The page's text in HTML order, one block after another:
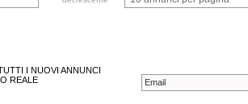
I NUOVI ANNUNCI
REALE